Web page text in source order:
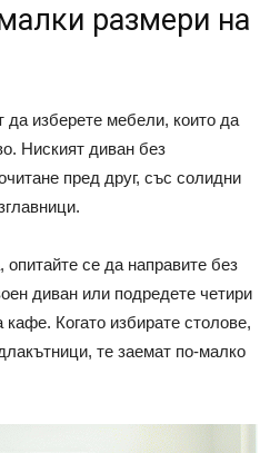
размери на
да изберете мебели, които да
Ниският диван без
пред друг, със солидни
опитайте се да направите без
диван или подредете четири
Когато избирате столове,
те заемат по-малко